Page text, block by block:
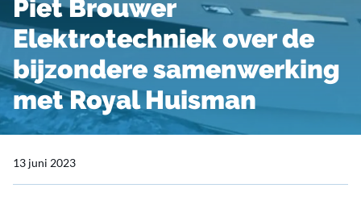
Piet Brouwer
Elektrotechniek over de
bijzondere samenwerking
met Royal Huisman
13 juni 2023